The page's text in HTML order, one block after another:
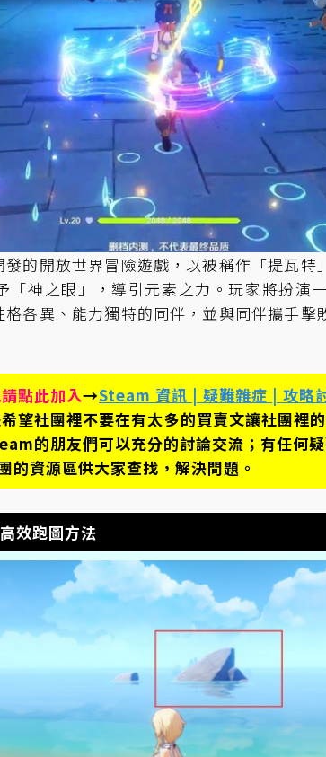
開放世界冒險遊戲，以被稱作「提瓦特
「神之眼」，導引元素之力。玩家將扮演
各異、能力獨特的同伴，並與同伴攜手擊
點此加入→Steam 資訊 | 疑難雜症 | 攻略
望社團裡不要在有太多的買賣文讓社團裡
的朋友們可以充分的討論交流；有任何
的資源區供大家查找，解決問題。
效跑圖方法